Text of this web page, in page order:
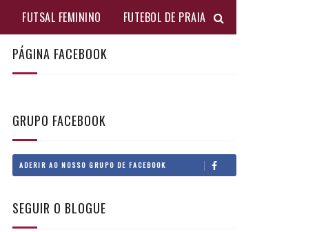
FUTSAL FEMININO FUTEBOL DE PRAIA
PÁGINA FACEBOOK
GRUPO FACEBOOK
ADERIR AO NOSSO GRUPO DE FACEBOOK
SEGUIR O BLOGUE